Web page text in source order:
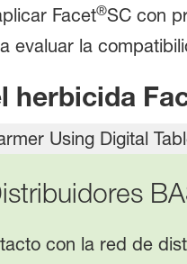
Facet®SC con
evaluar la
herbicida
con la red de